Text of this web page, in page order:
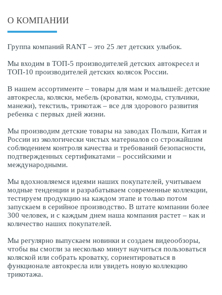
О КОМПАНИИ
Группа компаний RANT – это 25 лет детских улыбок.
Мы входим в ТОП-5 производителей детских автокресел и
ТОП-10 производителей детских колясок России.
В нашем ассортименте – товары для мам и малышей: детские
автокресла, коляски, мебель (кроватки, комоды, стульчики,
манежи), текстиль, трикотаж – все для здорового развития
ребенка с первых дней жизни.
Мы производим детские товары на заводах Польши, Китая и
России из экологически чистых материалов со строжайшим
соблюдением контроля качества и требований безопасности,
подтвержденных сертификатами – российскими и
международными.
Мы вдохновляемся идеями наших покупателей, учитываем
модные тенденции и разрабатываем современные коллекции,
тестируем продукцию на каждом этапе и только потом
запускаем в серийное производство. В штате компании более
300 человек, и с каждым днем наша компания растет – как и
количество наших покупателей.
Мы регулярно выпускаем новинки и создаем видеообзоры,
чтобы вы смогли за несколько минут научиться пользоваться
коляской или собрать кроватку, сориентироваться в
функционале автокресла или увидеть новую коллекцию
трикотажа.